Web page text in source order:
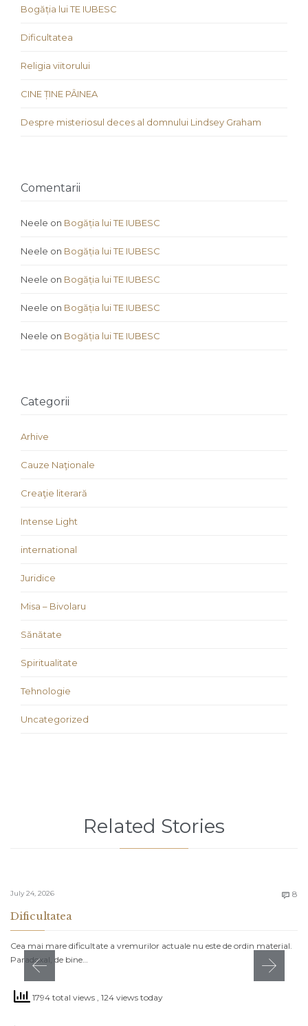
Bogăția lui TE IUBESC
Dificultatea
Religia viitorului
CINE ȚINE PÂINEA
Despre misteriosul deces al domnului Lindsey Graham
Comentarii
Neele on Bogăția lui TE IUBESC
Neele on Bogăția lui TE IUBESC
Neele on Bogăția lui TE IUBESC
Neele on Bogăția lui TE IUBESC
Neele on Bogăția lui TE IUBESC
Categorii
Arhive
Cauze Naţionale
Creaţie literară
Intense Light
international
Juridice
Misa – Bivolaru
Sănătate
Spiritualitate
Tehnologie
Uncategorized
Related Stories
July 24, 2026  8
Dificultatea
Cea mai mare dificultate a vremurilor actuale nu este de ordin material.
Paradoxal, de bine…
1794 total views , 124 views today